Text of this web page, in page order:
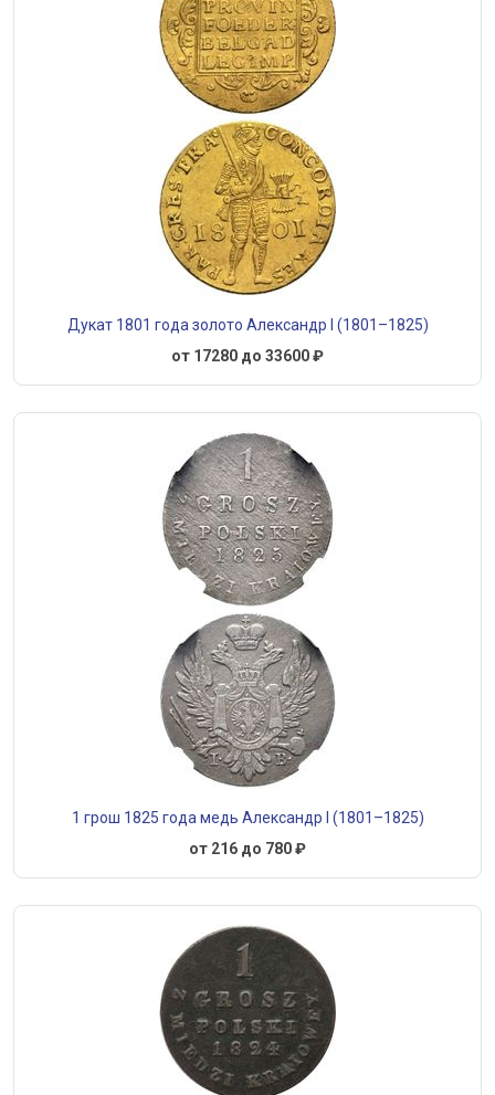
Дукат 1801 года золото Александр I (1801–1825)
от 17280 до 33600 ₽
1 грош 1825 года медь Александр I (1801–1825)
от 216 до 780 ₽